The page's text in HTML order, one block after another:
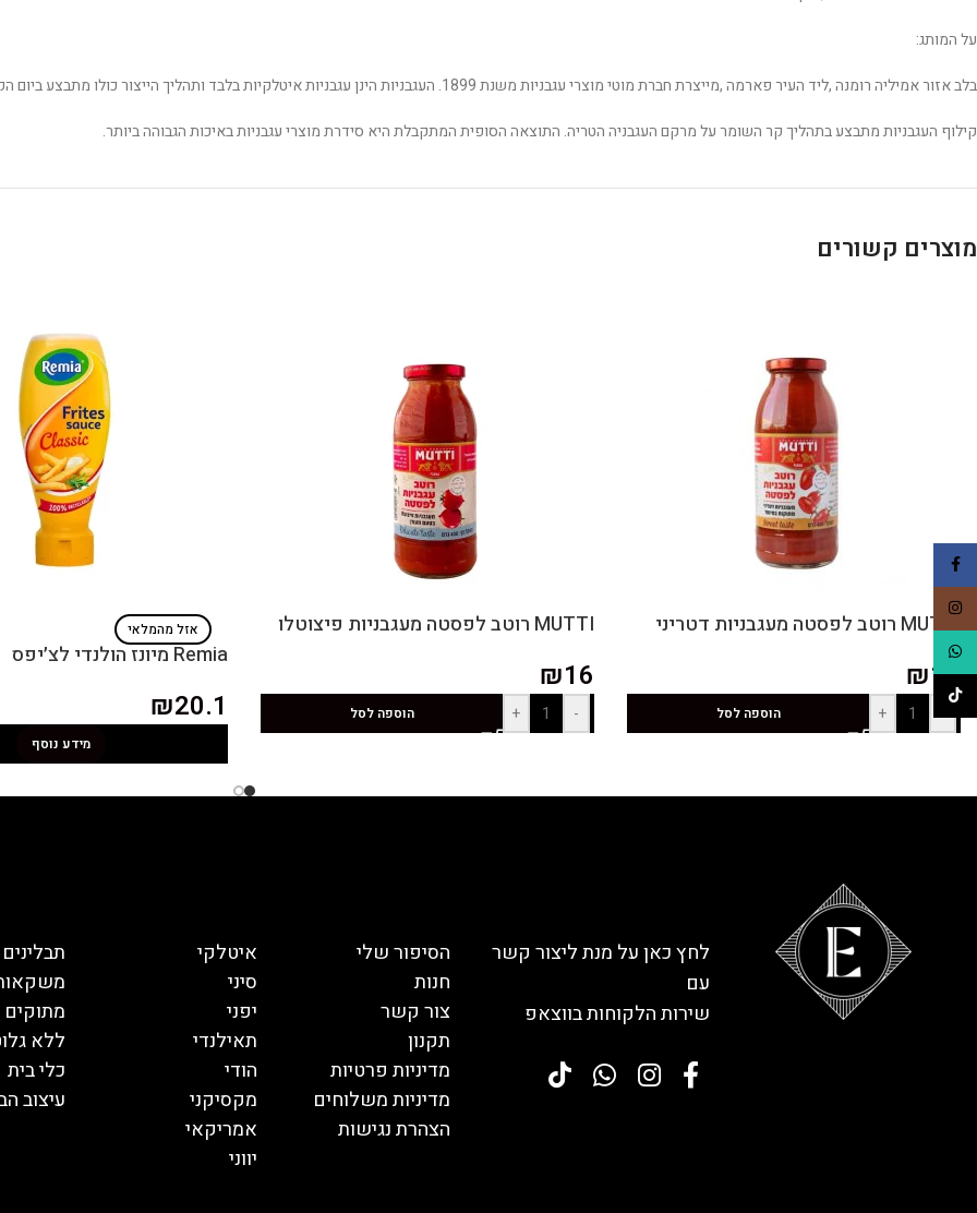
על המותג:
בלב‭ ‬אזור‭ ‬אמיליה‭ ‬רומנה‭, ‬ליד‭ ‬העיר‭ ‬פארמה‭, ‬מייצרת‭ ‬חברת‭ ‬מוטי ‬מוצרי‭ ‬עגבניות‭ ‬משנת‭ .‬1899‭ ‬העגבניות‭ ‬הינן‭ ‬עגבניות‭ ‬איטלקיות‭ ‬בלבד‭ ‬ותהליך‭ ‬הייצור‭ ‬כולו‭ ‬מתבצע‭ ‬ביום‭ ‬הקטיף, ‬בסדרת‭ ‬תהליכי‭ ‬ייצור‭ ‬מסורתיים‭ ‬לצד‭ ‬פיתוח‭ ‬טכנולוגי‭ ‬מתקדם.
‬קילוף‭ ‬העגבניות‭ ‬מתבצע‭ ‬בתהליך‭ ‬קר‭ ‬השומר‭ ‬על‭ ‬מרקם‭ ‬העגבניה‭ ‬הטריה. ‬התוצאה‭ ‬הסופית‭ ‬המתקבלת‭ ‬היא‭ ‬סידרת‭ ‬‬מוצרי‭ ‬עגבניות‭ ‬באיכות הגבוהה ביותר.
מוצרים קשורים
MUTTI רוטב לפסטה מעגבניות דטריני
₪16
-
+ הוספה לסל
MUTTI רוטב לפסטה מעגבניות פיצוטלו
₪16
-
+ הוספה לסל
אזל מהמלאי
Remia מיונז הולנדי לצ׳יפס
₪20.1
מידע נוסף
לחץ כאן על מנת ליצור קשר
עם
שירות הלקוחות בווצאפ
הסיפור שלי
חנות
צור קשר
תקנון
מדיניות פרטיות
מדיניות משלוחים
הצהרת נגישות
איטלקי
סיני
יפני
תאילנדי
הודי
מקסיקני
אמריקאי
יווני
תבלינים
מתוקים
ללא
כלי בית
עיצוב
TikTok